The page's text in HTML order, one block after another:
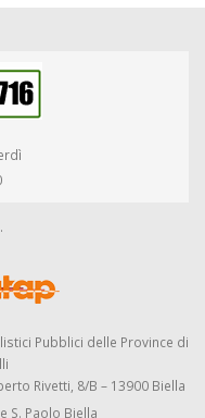
Pubblici delle Province di
Rivetti, 8/B – 13900 Biella
S. Paolo Biella